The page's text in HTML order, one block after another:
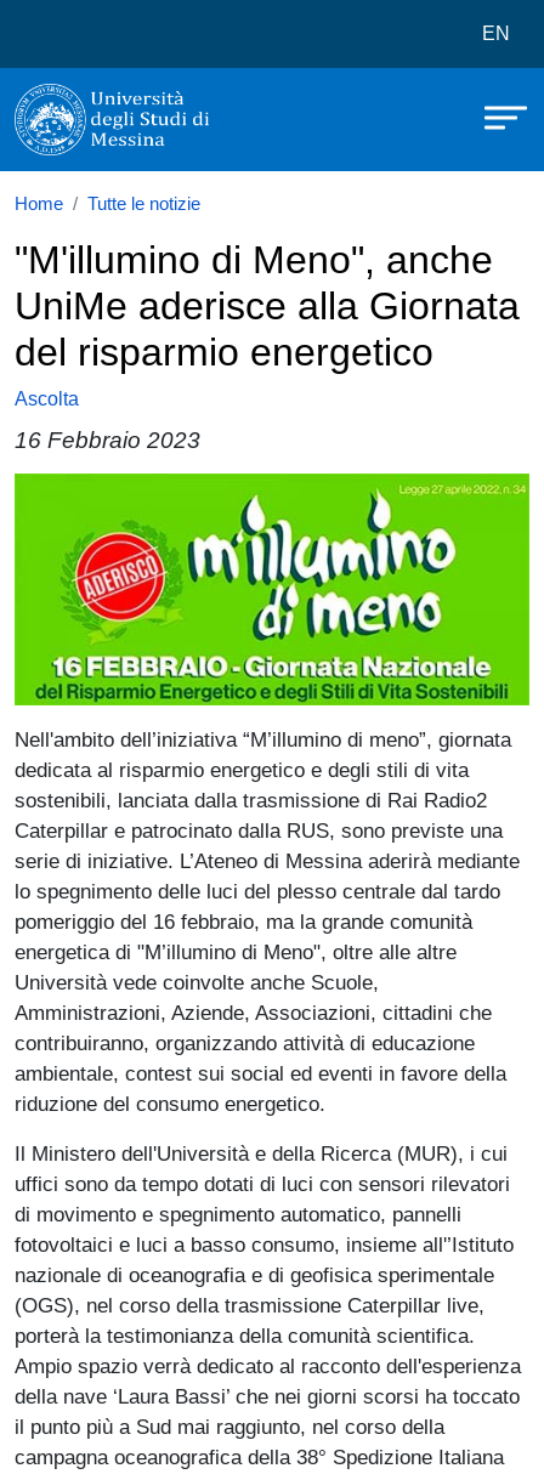
Università degli Studi di Messina
EN
Home Tutte le notizie
"M'illumino di Meno", anche
UniMe aderisce alla Giornata
del risparmio energetico
Ascolta
16 Febbraio 2023
Paragrafo
Nell'ambito dell’iniziativa “M’illumino di meno”, giornata
dedicata al risparmio energetico e degli stili di vita
sostenibili, lanciata dalla trasmissione di Rai Radio2
Caterpillar e patrocinato dalla RUS, sono previste una
serie di iniziative. L’Ateneo di Messina aderirà mediante
lo spegnimento delle luci del plesso centrale dal tardo
pomeriggio del 16 febbraio, ma la grande comunità
energetica di "M’illumino di Meno", oltre alle altre
Università vede coinvolte anche Scuole,
Amministrazioni, Aziende, Associazioni, cittadini che
contribuiranno, organizzando attività di educazione
ambientale, contest sui social ed eventi in favore della
riduzione del consumo energetico.
Il Ministero dell'Università e della Ricerca (MUR), i cui
uffici sono da tempo dotati di luci con sensori rilevatori
di movimento e spegnimento automatico, pannelli
fotovoltaici e luci a basso consumo, insieme all'’Istituto
nazionale di oceanografia e di geofisica sperimentale
(OGS), nel corso della trasmissione Caterpillar live,
porterà la testimonianza della comunità scientifica.
Ampio spazio verrà dedicato al racconto dell'esperienza
della nave ‘Laura Bassi’ che nei giorni scorsi ha toccato
il punto più a Sud mai raggiunto, nel corso della
campagna oceanografica della 38° Spedizione Italiana